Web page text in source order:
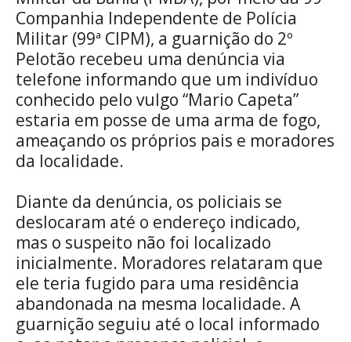
Companhia Independente de Polícia
Militar (99ª CIPM), a guarnição do 2º
Pelotão recebeu uma denúncia via
telefone informando que um indivíduo
conhecido pelo vulgo “Mario Capeta”
estaria em posse de uma arma de fogo,
ameaçando os próprios pais e moradores
da localidade.
Diante da denúncia, os policiais se
deslocaram até o endereço indicado,
mas o suspeito não foi localizado
inicialmente. Moradores relataram que
ele teria fugido para uma residência
abandonada na mesma localidade. A
guarnição seguiu até o local informado